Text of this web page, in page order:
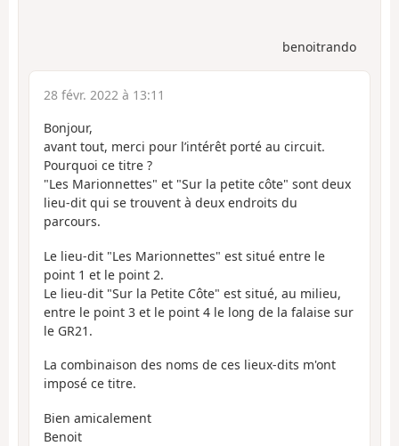
benoitrando
28 févr. 2022 à 13:11
Bonjour,
avant tout, merci pour l’intérêt porté au circuit.
Pourquoi ce titre ?
"Les Marionnettes" et "Sur la petite côte" sont deux
lieu-dit qui se trouvent à deux endroits du
parcours.
Le lieu-dit "Les Marionnettes" est situé entre le
point 1 et le point 2.
Le lieu-dit "Sur la Petite Côte" est situé, au milieu,
entre le point 3 et le point 4 le long de la falaise sur
le GR21.
La combinaison des noms de ces lieux-dits m'ont
imposé ce titre.
Bien amicalement
Benoit